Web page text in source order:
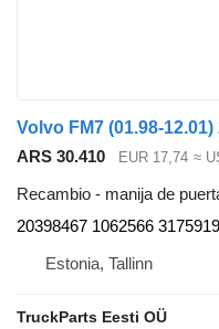
ARS 30.410 EUR 17,74 ≈
Recambio - manija de
20398467 1062566 3175919
Estonia, Tallinn
TruckParts Eesti OÜ